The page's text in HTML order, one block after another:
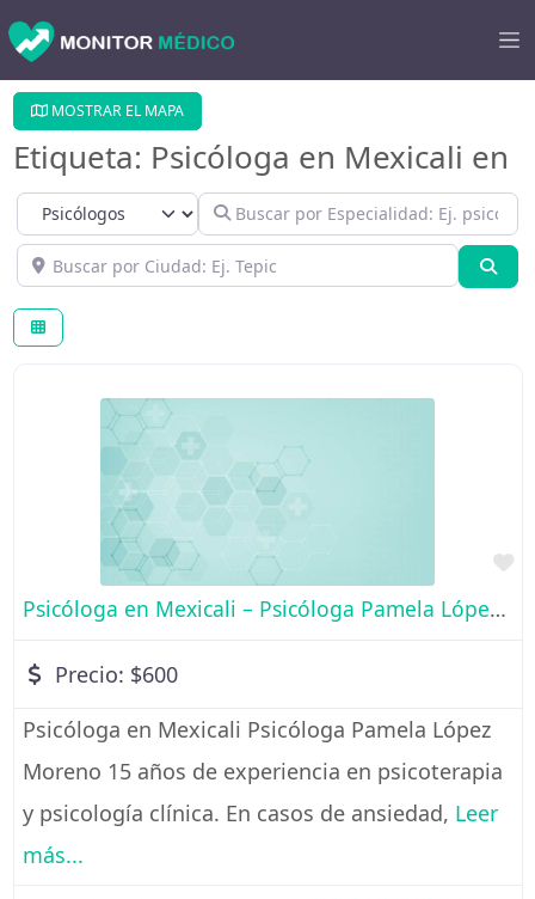
MOSTRAR EL MAPA
Etiqueta: Psicóloga en Mexicali en
Select search type Buscar por Especialidad: Ej. psicológo
Buscar por Ciudad: Ej. Tepic
Psicóloga en Mexicali – Psicóloga Pamela López Moreno
Precio: $600
Psicóloga en Mexicali Psicóloga Pamela López
Moreno 15 años de experiencia en psicoterapia
y psicología clínica. En casos de ansiedad, Leer
más...